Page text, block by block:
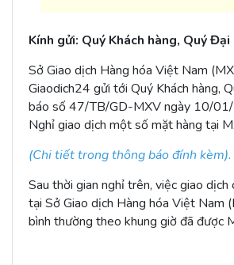
Kính gửi: Quý Khách hàng, Quý Đại
Sở Giao dịch Hàng hóa Việt Nam
Giaodich24 gửi tới Quý Khách hàng,
báo số 47/TB/GD-MXV ngày 10/
Nghỉ giao dịch một số mặt hàng tại
(Chi tiết trong thông báo đính kèm).
Sau thời gian nghỉ trên, việc giao dịch
tại Sở Giao dịch Hàng hóa Việt Nam
bình thường theo khung giờ đã được